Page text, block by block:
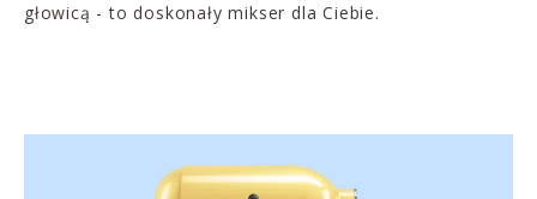
głowicą - to doskonały mikser dla Ciebie.